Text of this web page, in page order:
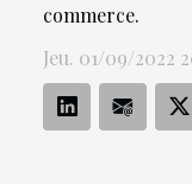
commerce.
Jeu. 01/09/2022